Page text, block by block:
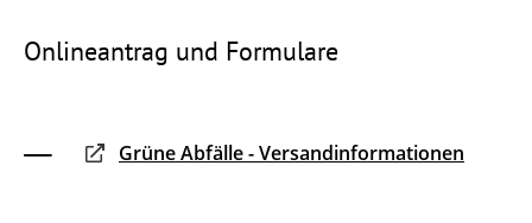
Onlineantrag und Formulare
Grüne Abfälle - Versandinformationen